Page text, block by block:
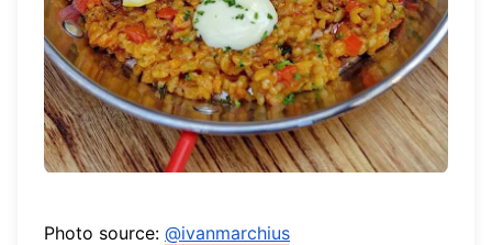
Photo source: @ivanmarchius